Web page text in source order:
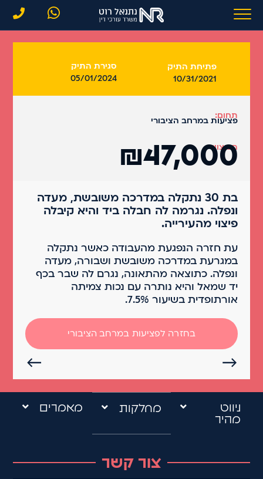
סגירת התיק
05/01/2024
פתיחת התיק
10/31/2021
תחום:
פציעות במרחב הציבורי
הפיצוי:
₪47,000
בת 30 נתקלה במדרכה משובשת, מעדה
ונפלה. נגרמה לה חבלה ביד והיא קיבלה
פיצוי מהעירייה.
עת חזרה הנפגעת מהעבודה כאשר נתקלה
במגרעת במדרכה משובשת ושבורה, מעדה
ונפלה. כתוצאה מהתאונה, נגרם לה שבר בכף
יד שמאל והיא נותרה עם נכות צמיתה
אורתופדית בשיעור 7.5%.
בחזרה לפציעות במרחב הציבורי
→
←
ניווט
מהיר
מחלקות מאמרים
צור קשר